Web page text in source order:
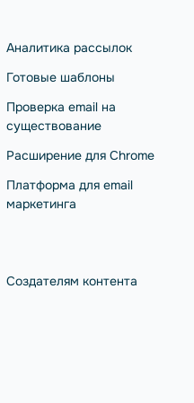
Аналитика рассылок
Готовые шаблоны
Проверка email на
существование
Расширение для Chrome
Платформа для email
маркетинга
Создателям контента